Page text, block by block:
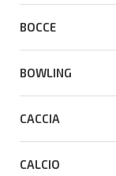
BOCCE
BOWLING
CACCIA
CALCIO